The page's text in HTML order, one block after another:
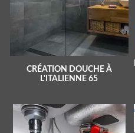
CRÉATION DOUCHE À
L'ITALIENNE 65